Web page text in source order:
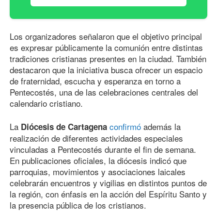
Los organizadores señalaron que el objetivo principal
es expresar públicamente la comunión entre distintas
tradiciones cristianas presentes en la ciudad. También
destacaron que la iniciativa busca ofrecer un espacio
de fraternidad, escucha y esperanza en torno a
Pentecostés, una de las celebraciones centrales del
calendario cristiano.
La Diócesis de Cartagena confirmó además la
realización de diferentes actividades especiales
vinculadas a Pentecostés durante el fin de semana.
En publicaciones oficiales, la diócesis indicó que
parroquias, movimientos y asociaciones laicales
celebrarán encuentros y vigilias en distintos puntos de
la región, con énfasis en la acción del Espíritu Santo y
la presencia pública de los cristianos.